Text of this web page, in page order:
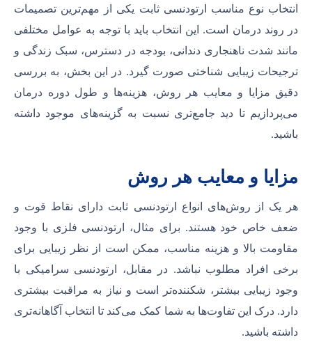
انتخاب نوع مناسب ارتودنسی ثابت یکی از مهم‌ترین تصمیمات
در روند درمان است. این انتخاب باید با توجه به عوامل مختلفی
مانند شدت ناهنجاری دندانی، بودجه در دسترس، سبک زندگی و
ترجیحات زیبایی شناختی صورت گیرد. در این بخش، به بررسی
دقیق مزایا و معایب هر روش، هزینه‌ها و طول دوره درمان
می‌پردازیم تا دید جامع‌تری نسبت به گزینه‌های موجود داشته
باشید.
مزایا و معایب هر روش
هر یک از روش‌های انواع ارتودنسی ثابت دارای نقاط قوت و
ضعف خاص خود هستند. برای مثال، ارتودنسی فلزی با وجود
مقاومت بالا و هزینه مناسب، ممکن است از نظر زیبایی برای
برخی افراد مطلوب نباشد. در مقابل، ارتودنسی سرامیکی با
وجود زیبایی بیشتر، شکننده‌تر است و نیاز به مراقبت بیشتری
دارد. درک این تفاوت‌ها به شما کمک می‌کند تا انتخاب آگاهانه‌تری
داشته باشید.